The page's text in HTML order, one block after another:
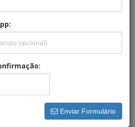
NA RESERVA DO
Enviar Formulário